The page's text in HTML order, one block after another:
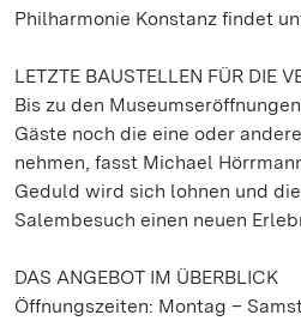
Philharmonie Konstanz findet
LETZTE BAUSTELLEN FÜR DIE
Bis zu den
Gäste noch die eine oder
nehmen, fasst Michael
Geduld wird sich lohnen und
Salembesuch einen neuen
DAS ANGEBOT IM ÜBERBLICK
Öffnungszeiten: Montag –